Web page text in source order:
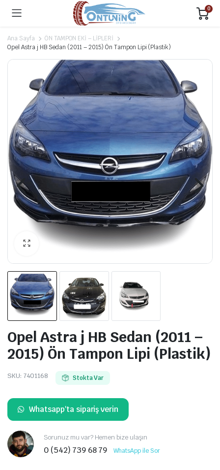
0
Ana Sayfa
ÖN TAMPON EKİ – LİPLERİ
Opel Astra j HB Sedan (2011 – 2015) Ön Tampon Lipi (Plastik)
Opel Astra j HB Sedan (2011 –
2015) Ön Tampon Lipi (Plastik)
SKU: 7401168 Stokta Var
Whatsapp'ta sipariş verin
Sorunuz mu var? Hemen bize ulaşın
0 (542) 739 68 79 WhatsApp ile Sor